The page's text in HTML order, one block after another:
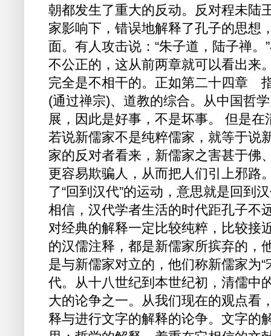
朝都发生了重大的反动。反对程未陆
家影响下，错误地解释了孔子的思想
面。有人攻击说：“朱子道，陆子禅
不公正的，这从前两章就可以看出来
完全是不相干的。正如第二十四章
(通过禅宗)、道教的综合。从中国哲
展，因此是好事，不是坏事。 但是
若说新儒家不是纯粹儒家，就等于说
家的反对者看来，新儒家之害甚于佛
更容易欺骗人，从而把人们引上邪路
了“回到汉代”的运动，意思就是回到
相信，汉代学者生活的时代距孔子不
对经典的解释一定比较纯粹，比较接
的汉儒注释，都是新儒家所摈弃的，
是与新儒家对立的，他们称新儒家为
代。从十八世纪到本世纪初，清儒中
大的论争之一。从我们现在的观点看
释与进行文字的解释的论争。文字的